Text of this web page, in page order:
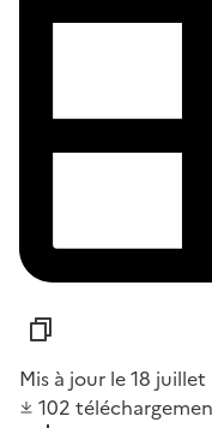
Mis à jour le 18 juillet
102